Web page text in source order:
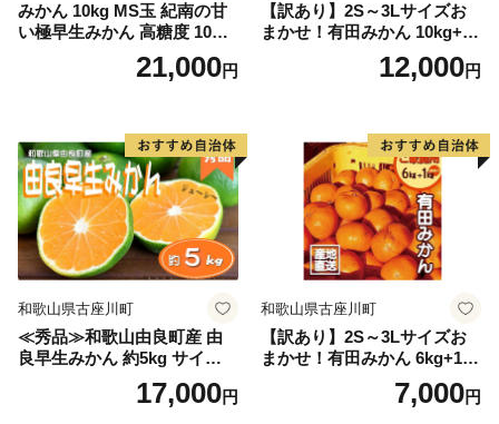
みかん 10kg MS玉 紀南の甘
い極早生みかん 高糖度 10月
以降発送 マルチ被覆栽培
21,000円
【訳あり】2S～3Lサイズお
まかせ！有田みかん 10kg+2k
g保証分 11月から12月下旬ま
でに順次発送致します。 / 訳
ん 和歌山 ご家庭用
12,000円
和歌山県古座川町
≪秀品≫和歌山由良町産 由
良早生みかん 約5kg サイズお
まかせ【sml106C】17,000円
和歌山県古座川町
【訳あり】2S～3Lサイズお
まかせ！有田みかん 6kg+1kg
保証分 11月から12月下旬ま
でに順次発送致します。 / 訳
7,000円